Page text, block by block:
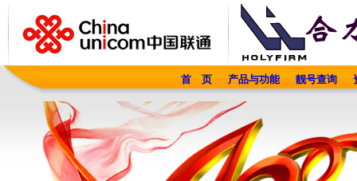
首 页 产品与功能 靓号查询